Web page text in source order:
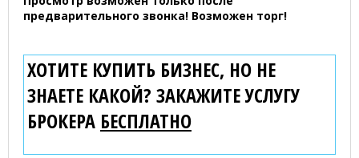
предварительного звонка! Возможен торг!
ХОТИТЕ КУПИТЬ БИЗНЕС, НО НЕ
ЗНАЕТЕ КАКОЙ? ЗАКАЖИТЕ УСЛУГУ
БРОКЕРА БЕСПЛАТНО